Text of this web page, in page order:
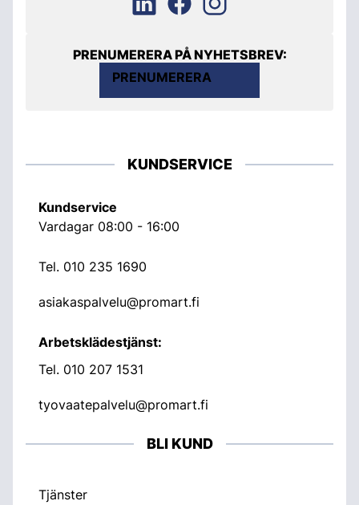
PRENUMERERA PÅ NYHETSBREV:
PRENUMERERA
KUNDSERVICE
Kundservice
Vardagar 08:00 - 16:00
Tel. 010 235 1690
asiakaspalvelu@promart.fi
Arbetsklädestjänst:
Tel. 010 207 1531
tyovaatepalvelu@promart.fi
BLI KUND
Tjänster